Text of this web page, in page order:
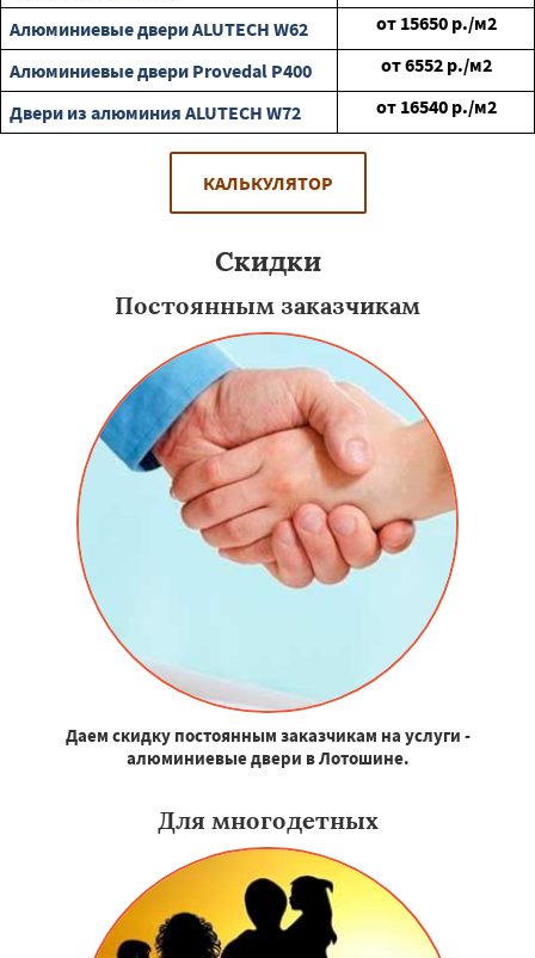
Алюминиевые двери ALUTECH W62
от 15650 р./м2
Алюминиевые двери Provedal P400
от6552 р./м2
Двери из алюминия ALUTECH W72
от 16540 р./м2
КАЛЬКУЛЯТОР
Скидки
Постоянным заказчикам
Даем скидку постоянным заказчикам на услуги -
алюминиевые двери в Лотошине.
Для многодетных